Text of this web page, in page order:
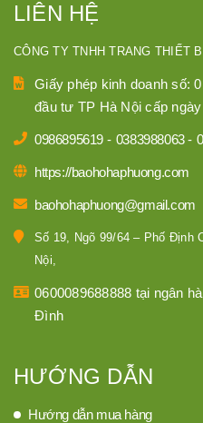
LIÊN HỆ
CÔNG TY TNHH TRANG THIẾT
Giấy phép kinh doanh số:
đầu tư TP Hà Nội cấp
0986895619 - 0383988063-
https://baohohaphuong.com
baohohaphuong@gmail.com
Số 19, Ngõ 99/64 – Phố Định
Nội,
0600089688888 tại ngân
Đình
HƯỚNG DẪN
Hướng dẫn mua hàng